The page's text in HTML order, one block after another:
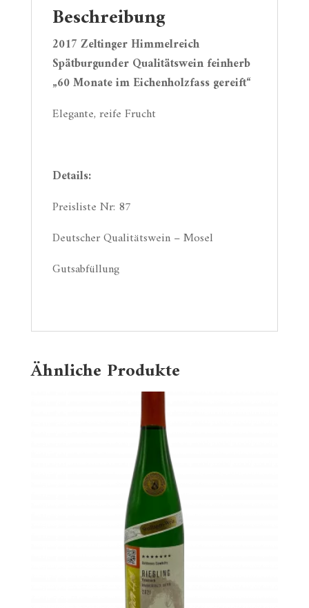
Beschreibung
2017 Zeltinger Himmelreich
Spätburgunder Qualitätswein feinherb
„60 Monate im Eichenholzfass gereift“
Elegante, reife Frucht
Details:
Preisliste Nr: 87
Deutscher Qualitätswein – Mosel
Gutsabfüllung
Ähnliche Produkte